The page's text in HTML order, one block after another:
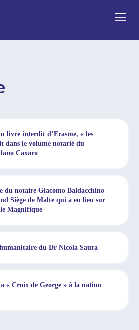
livre interdit d’Erasme, « les
dans le volume notarié du
Caxaro
du notaire Giacomo Baldacchino
Siège de Malte qui a eu lieu sur
Magnifique
du Dr Nicola Saura
« Croix de George » à la nation